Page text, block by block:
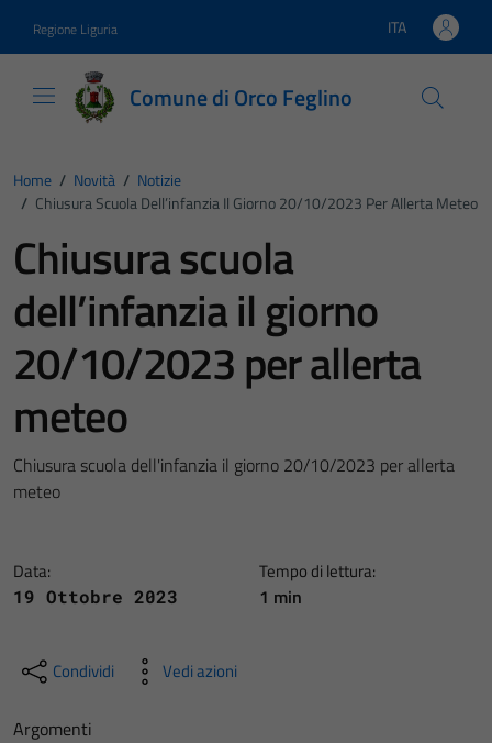
Regione Liguria Lingua attiva:
ITA
Comune di Orco Feglino
Home / Novità / Notizie
/ Chiusura Scuola Dell’infanzia Il Giorno 20/10/2023 Per Allerta Meteo
Chiusura scuola
dell’infanzia il giorno
20/10/2023 per allerta
meteo
Chiusura scuola dell'infanzia il giorno 20/10/2023 per allerta
meteo
Data:
19 Ottobre 2023
Tempo di lettura:
1 min
Condividi Vedi azioni
Argomenti